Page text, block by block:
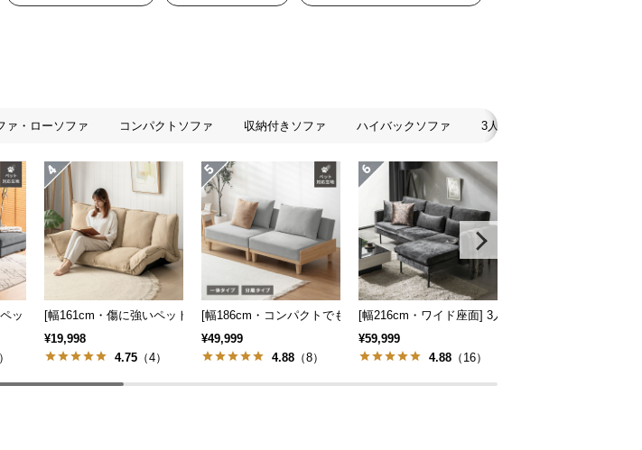
ル
ァ・ローソファ コンパクトソファ 収納付きソファ ハイバックソファ 3人掛けソファ
ウチソファ 広々設計 高級感
ット対応生地] ワイドカウチソファ ロースタイル
[幅161cm・傷に強いペット対応生地も] 2人掛けフロアソファ 座椅子タイプ リクライニング
¥19,998
4.75 （4）
[幅186cm・コンパクトでも広々] 3人掛けソファベッド リクライニング 天然木フレ
¥49,999
4.88 （8）
[幅216cm・ワイド座面] 3人掛けカウチソファ ブラ
¥59,999
4.88 （16）